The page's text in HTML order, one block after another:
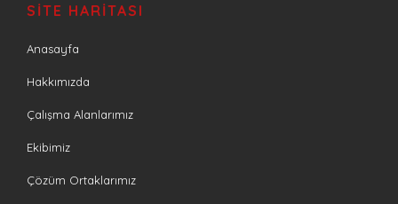
SITE HARITASI
Anasayfa
Hakkımızda
Çalışma Alanlarımız
Ekibimiz
Çözüm Ortaklarımız